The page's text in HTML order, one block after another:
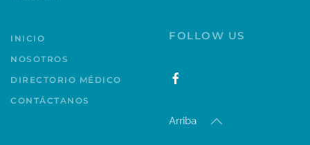
INICIO
NOSOTROS
DIRECTORIO MÉDICO
CONTÁCTANOS
FOLLOW US
Arriba